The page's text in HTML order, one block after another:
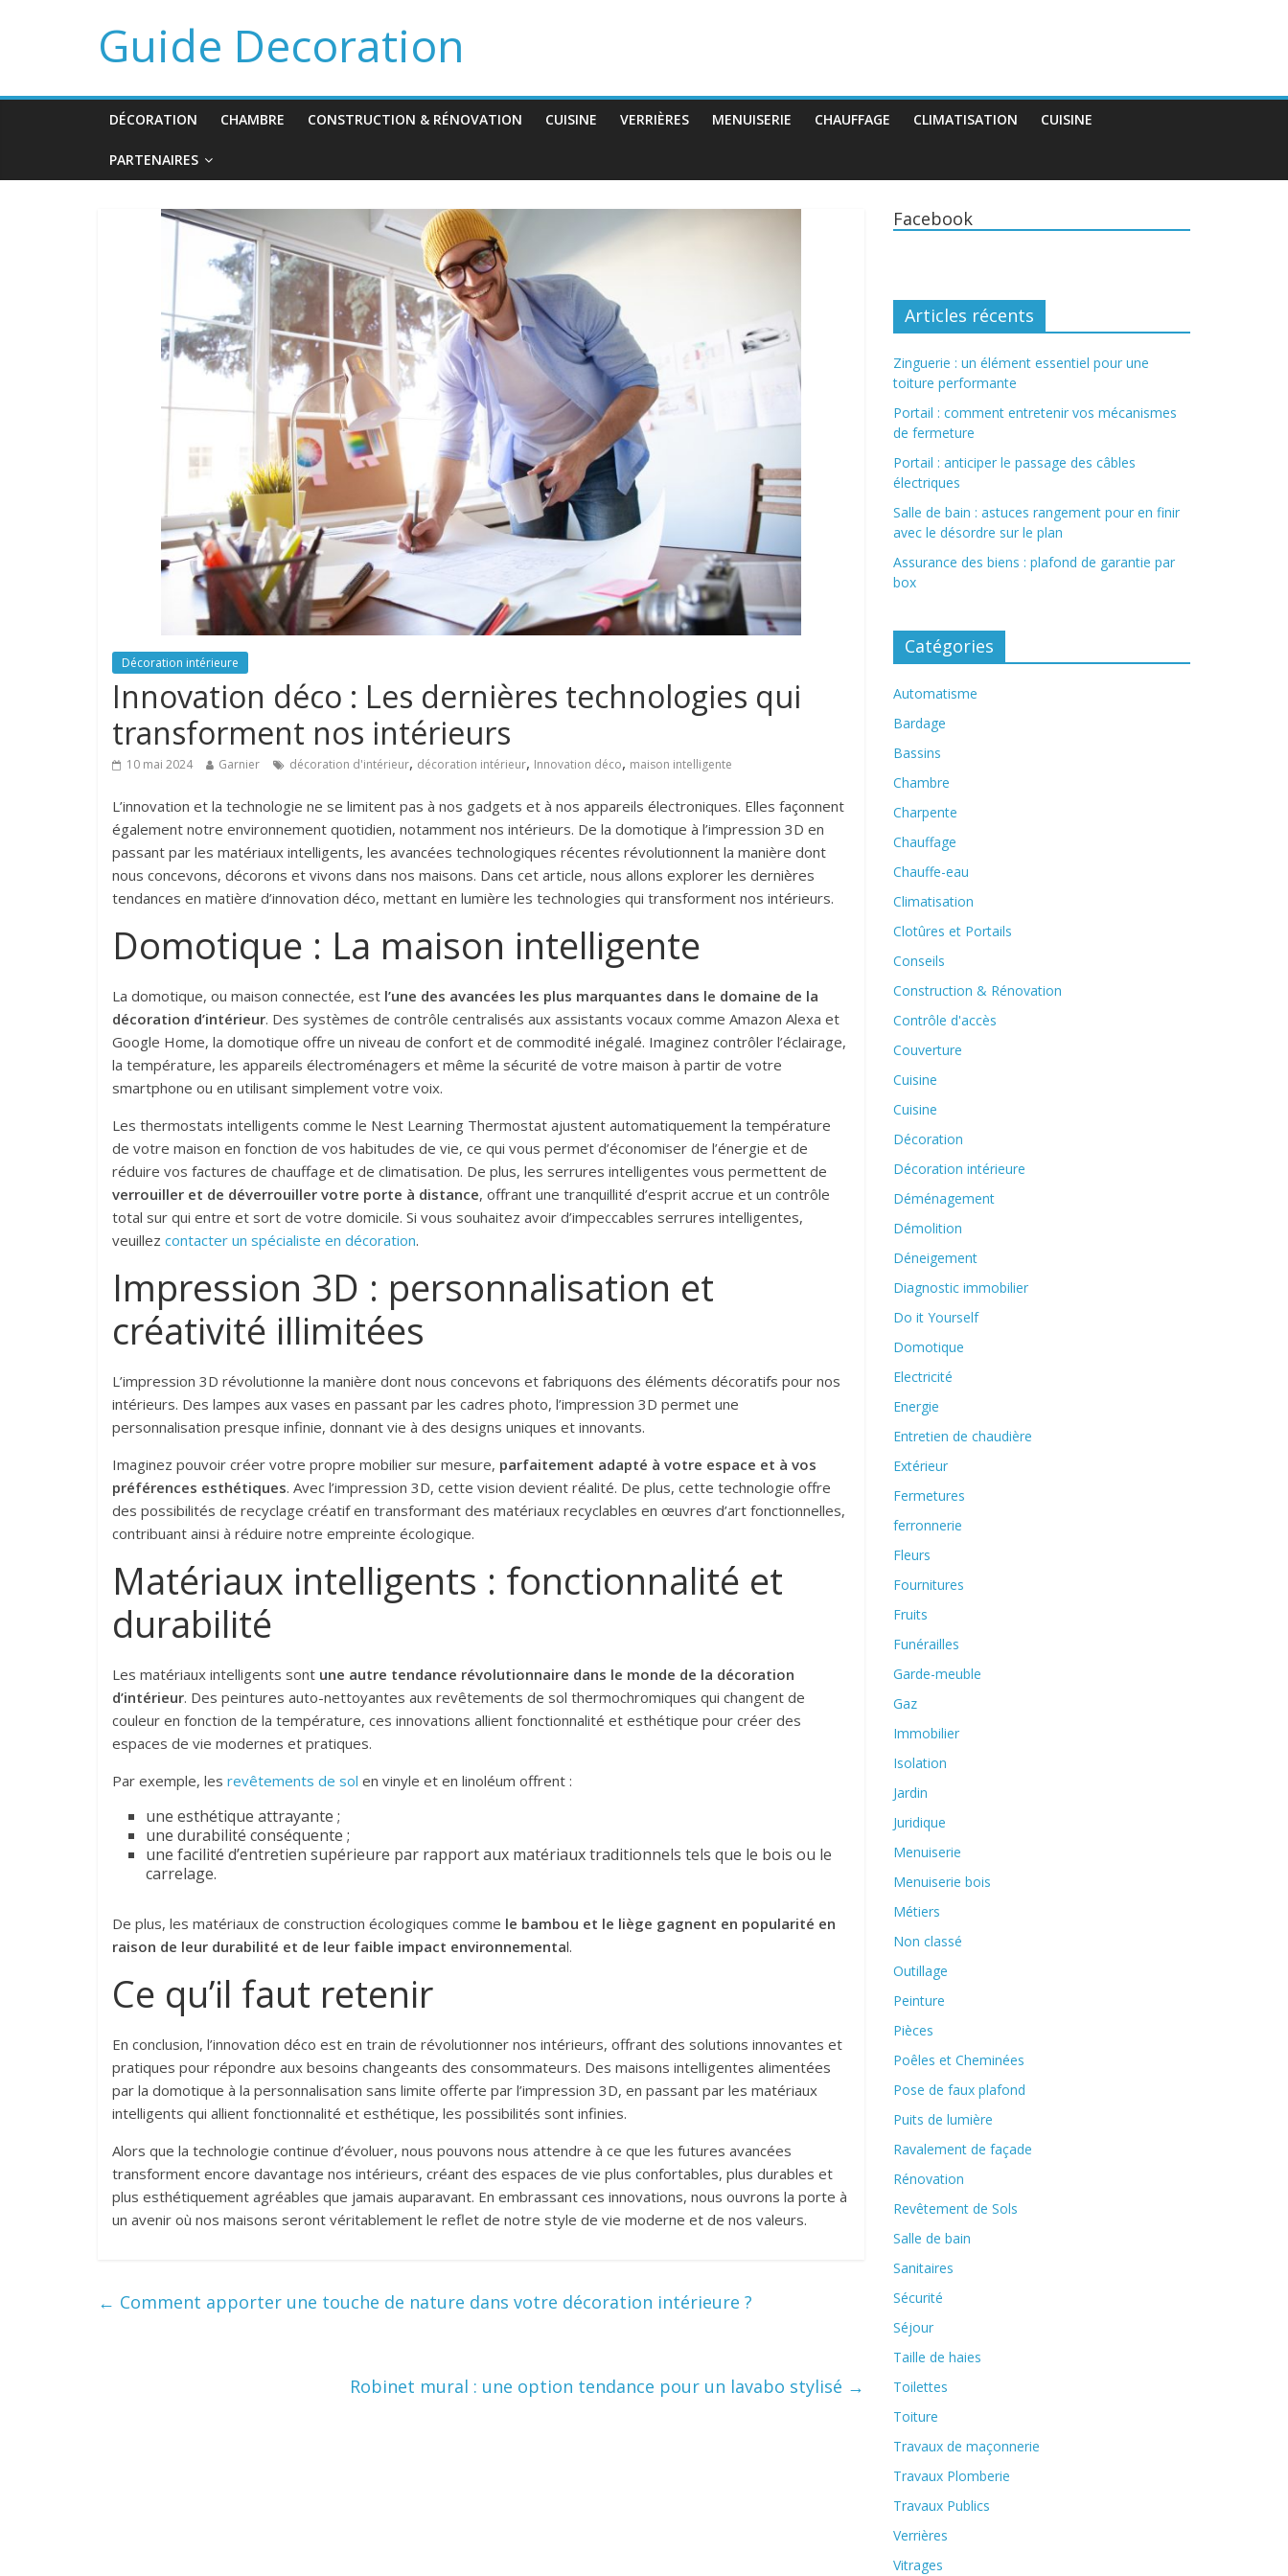
Guide Decoration
DÉCORATION CHAMBRE CONSTRUCTION & RÉNOVATION CUISINE VERRIÈRES MENUISERIE CHAUFFAGE CLIMATISATION CUISINE
PARTENAIRES
Décoration intérieure
Innovation déco : Les dernières technologies qui
transforment nos intérieurs
10 mai 2024 Garnier décoration d'intérieur, décoration intérieur, Innovation déco, maison intelligente
L’innovation et la technologie ne se limitent pas à nos gadgets et à nos appareils électroniques. Elles façonnent
également notre environnement quotidien, notamment nos intérieurs. De la domotique à l’impression 3D en
passant par les matériaux intelligents, les avancées technologiques récentes révolutionnent la manière dont
nous concevons, décorons et vivons dans nos maisons. Dans cet article, nous allons explorer les dernières
tendances en matière d’innovation déco, mettant en lumière les technologies qui transforment nos intérieurs.
Domotique : La maison intelligente
La domotique, ou maison connectée, est l’une des avancées les plus marquantes dans le domaine de la
décoration d’intérieur. Des systèmes de contrôle centralisés aux assistants vocaux comme Amazon Alexa et
Google Home, la domotique offre un niveau de confort et de commodité inégalé. Imaginez contrôler l’éclairage,
la température, les appareils électroménagers et même la sécurité de votre maison à partir de votre
smartphone ou en utilisant simplement votre voix.
Les thermostats intelligents comme le Nest Learning Thermostat ajustent automatiquement la température
de votre maison en fonction de vos habitudes de vie, ce qui vous permet d’économiser de l’énergie et de
réduire vos factures de chauffage et de climatisation. De plus, les serrures intelligentes vous permettent de
verrouiller et de déverrouiller votre porte à distance, offrant une tranquillité d’esprit accrue et un contrôle
total sur qui entre et sort de votre domicile. Si vous souhaitez avoir d’impeccables serrures intelligentes,
veuillez contacter un spécialiste en décoration.
Impression 3D : personnalisation et
créativité illimitées
L’impression 3D révolutionne la manière dont nous concevons et fabriquons des éléments décoratifs pour nos
intérieurs. Des lampes aux vases en passant par les cadres photo, l’impression 3D permet une
personnalisation presque infinie, donnant vie à des designs uniques et innovants.
Imaginez pouvoir créer votre propre mobilier sur mesure, parfaitement adapté à votre espace et à vos
préférences esthétiques. Avec l’impression 3D, cette vision devient réalité. De plus, cette technologie offre
des possibilités de recyclage créatif en transformant des matériaux recyclables en œuvres d’art fonctionnelles,
contribuant ainsi à réduire notre empreinte écologique.
Matériaux intelligents : fonctionnalité et
durabilité
Les matériaux intelligents sont une autre tendance révolutionnaire dans le monde de la décoration
d’intérieur. Des peintures auto-nettoyantes aux revêtements de sol thermochromiques qui changent de
couleur en fonction de la température, ces innovations allient fonctionnalité et esthétique pour créer des
espaces de vie modernes et pratiques.
Par exemple, les revêtements de sol en vinyle et en linoléum offrent :
une esthétique attrayante ;
une durabilité conséquente ;
une facilité d’entretien supérieure par rapport aux matériaux traditionnels tels que le bois ou le
carrelage.
De plus, les matériaux de construction écologiques comme le bambou et le liège gagnent en popularité en
raison de leur durabilité et de leur faible impact environnemental.
Ce qu’il faut retenir
En conclusion, l’innovation déco est en train de révolutionner nos intérieurs, offrant des solutions innovantes et
pratiques pour répondre aux besoins changeants des consommateurs. Des maisons intelligentes alimentées
par la domotique à la personnalisation sans limite offerte par l’impression 3D, en passant par les matériaux
intelligents qui allient fonctionnalité et esthétique, les possibilités sont infinies.
Alors que la technologie continue d’évoluer, nous pouvons nous attendre à ce que les futures avancées
transforment encore davantage nos intérieurs, créant des espaces de vie plus confortables, plus durables et
plus esthétiquement agréables que jamais auparavant. En embrassant ces innovations, nous ouvrons la porte à
un avenir où nos maisons seront véritablement le reflet de notre style de vie moderne et de nos valeurs.
← Comment apporter une touche de nature dans votre décoration intérieure ?
Robinet mural : une option tendance pour un lavabo stylisé →
Facebook
Articles récents
Zinguerie : un élément essentiel pour une
toiture performante
Portail : comment entretenir vos mécanismes
de fermeture
Portail : anticiper le passage des câbles
électriques
Salle de bain : astuces rangement pour en finir
avec le désordre sur le plan
Assurance des biens : plafond de garantie par
box
Catégories
Automatisme
Bardage
Bassins
Chambre
Charpente
Chauffage
Chauffe-eau
Climatisation
Clotûres et Portails
Conseils
Construction & Rénovation
Contrôle d'accès
Couverture
Cuisine
Cuisine
Décoration
Décoration intérieure
Déménagement
Démolition
Déneigement
Diagnostic immobilier
Do it Yourself
Domotique
Electricité
Energie
Entretien de chaudière
Extérieur
Fermetures
ferronnerie
Fleurs
Fournitures
Fruits
Funérailles
Garde-meuble
Gaz
Immobilier
Isolation
Jardin
Juridique
Menuiserie
Menuiserie bois
Métiers
Non classé
Outillage
Peinture
Pièces
Poêles et Cheminées
Pose de faux plafond
Puits de lumière
Ravalement de façade
Rénovation
Revêtement de Sols
Salle de bain
Sanitaires
Sécurité
Séjour
Taille de haies
Toilettes
Toiture
Travaux de maçonnerie
Travaux Plomberie
Travaux Publics
Verrières
Vitrages